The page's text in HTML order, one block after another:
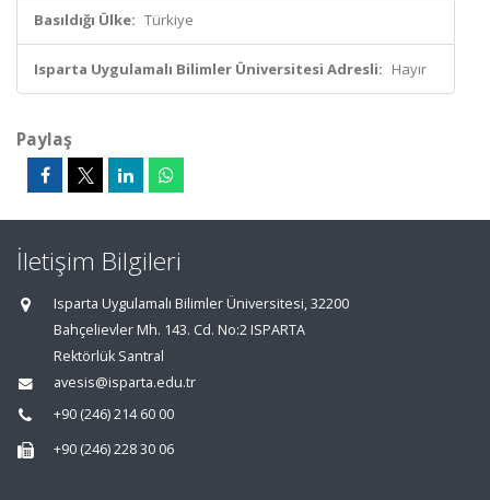
Basıldığı Ülke: Türkiye
Isparta Uygulamalı Bilimler Üniversitesi Adresli: Hayır
Paylaş
İletişim Bilgileri
Isparta Uygulamalı Bilimler Üniversitesi, 32200
Bahçelievler Mh. 143. Cd. No:2 ISPARTA
Rektörlük Santral
avesis@isparta.edu.tr
+90 (246) 214 60 00
+90 (246) 228 30 06